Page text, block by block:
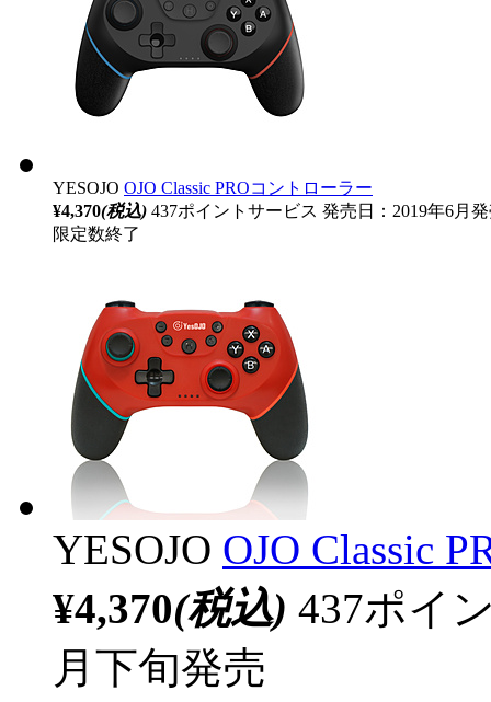
YESOJO OJO Classic PROコントローラー
¥4,370(税込) 437ポイントサービス 発売日：2019年6月
限定数終了
YESOJO OJO Classic
¥4,370(税込) 437ポイ
月下旬発売